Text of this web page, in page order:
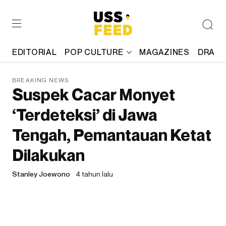
EDITORIAL POP CULTURE MAGAZINES
BREAKING NEWS
Suspek Cacar Monyet
‘Terdeteksi’ di Jawa
Tengah, Pemantauan Ketat
Dilakukan
Stanley Joewono 4 tahun lalu